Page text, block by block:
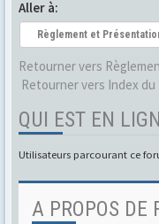
Aller à:
Règlement et
Retourner vers
Retourner vers Index
QUI EST EN
Utilisateurs parcourant ce
A PROPOS DE